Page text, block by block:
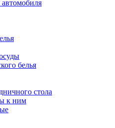
белья
стола
к ним